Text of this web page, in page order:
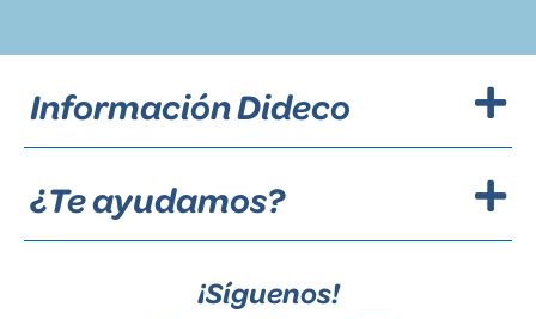
Información Dideco
¿Te ayudamos?
¡Síguenos!